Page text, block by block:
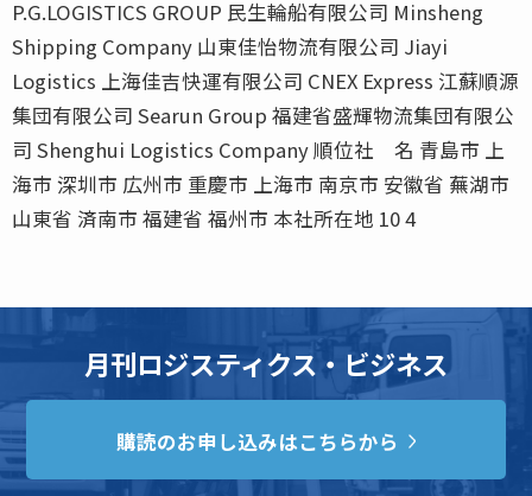
P.G.LOGISTICS GROUP 民生輪船有限公司 Minsheng
Shipping Company 山東佳怡物流有限公司 Jiayi
Logistics 上海佳吉快運有限公司 CNEX Express 江蘇順源
集団有限公司 Searun Group 福建省盛輝物流集団有限公
司 Shenghui Logistics Company 順位社 名 青島市 上
海市 深圳市 広州市 重慶市 上海市 南京市 安徽省 蕪湖市
山東省 済南市 福建省 福州市 本社所在地 10 4
月刊ロジスティクス・ビジネス
購読のお申し込みはこちらから